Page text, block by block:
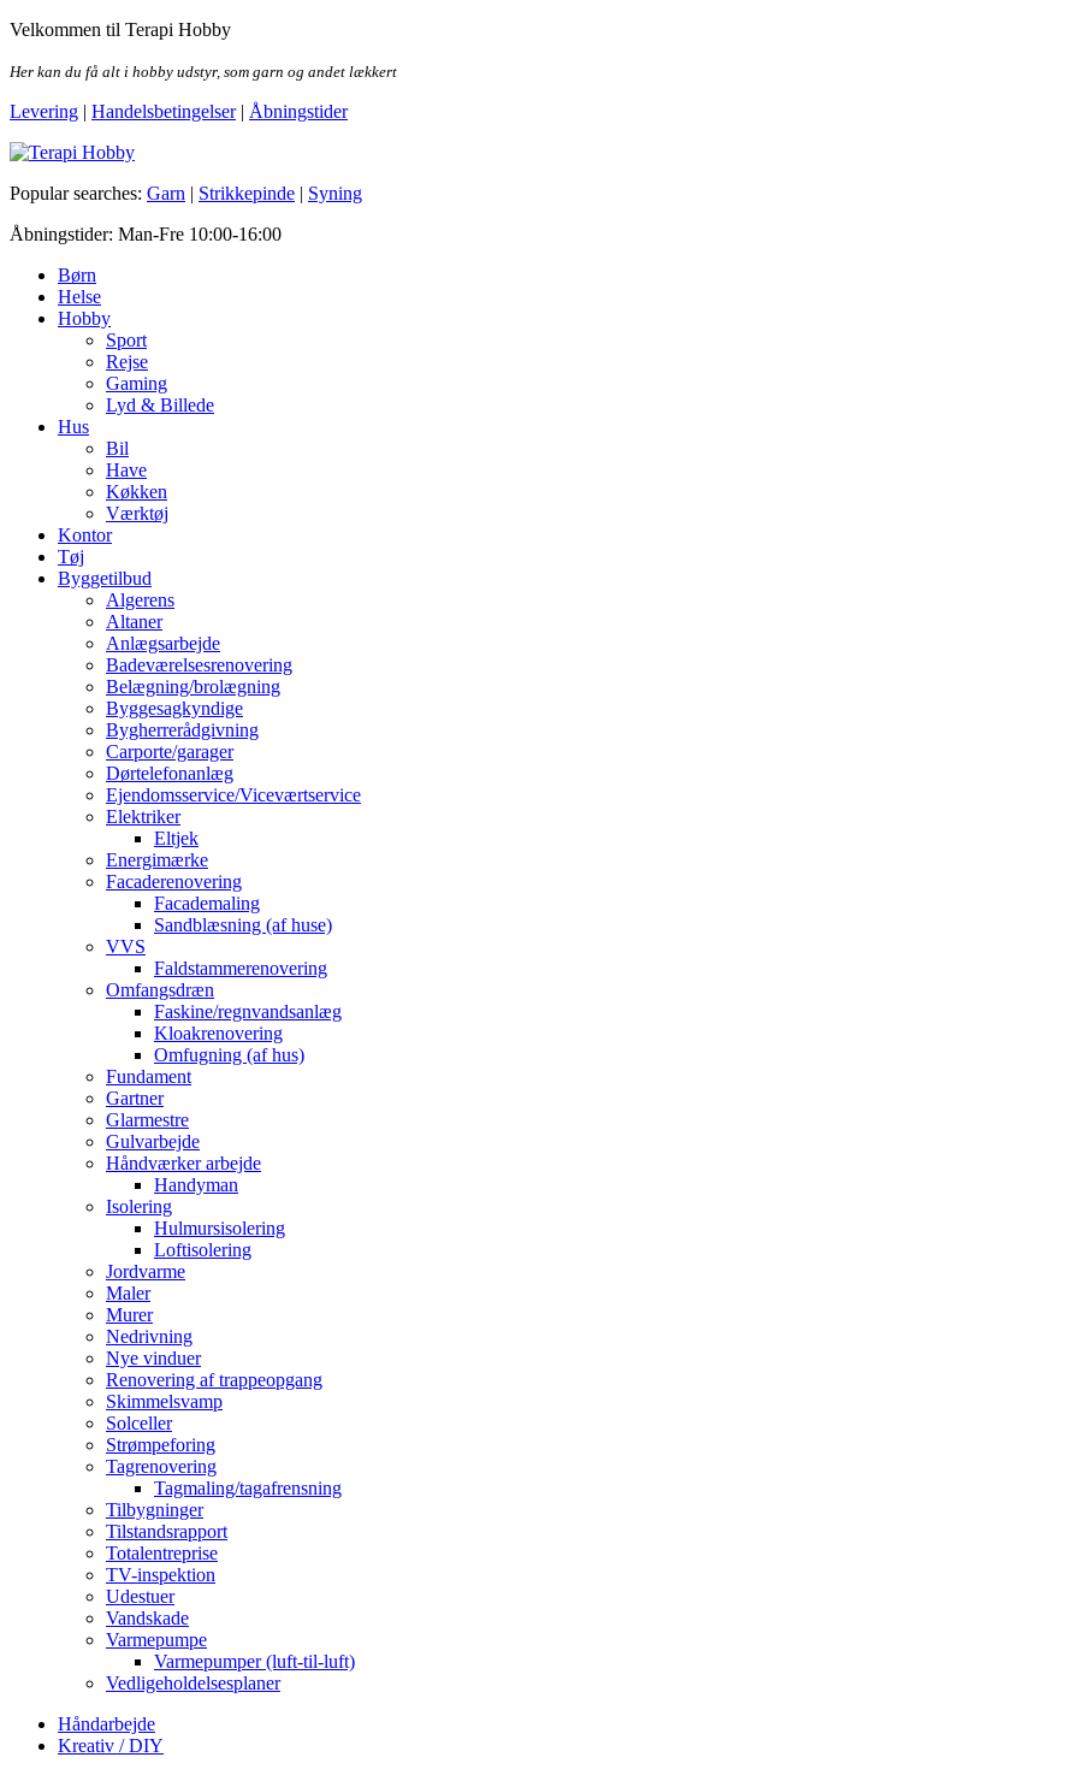
Skip
the
Velkommen til Terapi Hobby
Her kan du få alt i hobby udstyr, som garn og andet lækkert
Levering | Handelsbetingelser| Åbningstider
Terapi Hobby
Popular searches: Garn | Strikkepinde | Syning
Åbningstider: Man-Fre 10:00-16:00
Børn
Helse
Hobby
Sport
Rejse
Gaming
Lyd & Billede
Hus
Bil
Have
Køkken
Værktøj
Kontor
Tøj
Byggetilbud
Algerens
Altaner
Anlægsarbejde
Badeværelsesrenovering
Belægning/brolægning
Byggesagkyndige
Bygherrerådgivning
Carporte/garager
Dørtelefonanlæg
Ejendomsservice/Viceværtservice
Elektriker
Eltjek
Energimærke
Facaderenovering
Facademaling
Sandblæsning (af huse)
VVS
Faldstammerenovering
Omfangsdræn
Faskine/regnvandsanlæg
Kloakrenovering
Omfugning (af hus)
Fundament
Gartner
Glarmestre
Gulvarbejde
Håndværker arbejde
Handyman
Isolering
Hulmursisolering
Loftisolering
Jordvarme
Maler
Murer
Nedrivning
Nye vinduer
Renovering af trappeopgang
Skimmelsvamp
Solceller
Strømpeforing
Tagrenovering
Tagmaling/tagafrensning
Tilbygninger
Tilstandsrapport
Totalentreprise
TV-inspektion
Udestuer
Vandskade
Varmepumpe
Varmepumper (luft-til-luft)
Vedligeholdelsesplaner
Håndarbejde
Kreativ / DIY